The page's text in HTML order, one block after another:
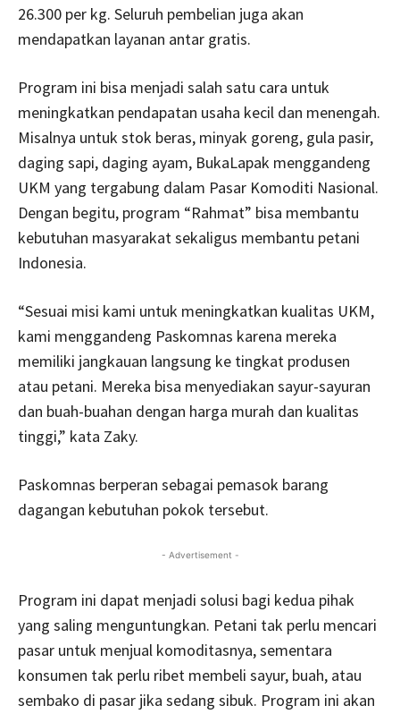
26.300 per kg. Seluruh pembelian juga akan
mendapatkan layanan antar gratis.
Program ini bisa menjadi salah satu cara untuk
meningkatkan pendapatan usaha kecil dan menengah.
Misalnya untuk stok beras, minyak goreng, gula pasir,
daging sapi, daging ayam, BukaLapak menggandeng
UKM yang tergabung dalam Pasar Komoditi Nasional.
Dengan begitu, program “Rahmat” bisa membantu
kebutuhan masyarakat sekaligus membantu petani
Indonesia.
“Sesuai misi kami untuk meningkatkan kualitas UKM,
kami menggandeng Paskomnas karena mereka
memiliki jangkauan langsung ke tingkat produsen
atau petani. Mereka bisa menyediakan sayur-sayuran
dan buah-buahan dengan harga murah dan kualitas
tinggi,” kata Zaky.
Paskomnas berperan sebagai pemasok barang
dagangan kebutuhan pokok tersebut.
- Advertisement -
Program ini dapat menjadi solusi bagi kedua pihak
yang saling menguntungkan. Petani tak perlu mencari
pasar untuk menjual komoditasnya, sementara
konsumen tak perlu ribet membeli sayur, buah, atau
sembako di pasar jika sedang sibuk. Program ini akan